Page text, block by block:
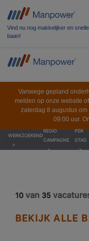
Vind nu nog makkelijker en
baan!
Vanwege gepland
melden op onze website
zaterdag 8 augustus
09:00 uur.
WERKZOEKEND
REGIO
CAMPAGNE
PER
STAD
BEKIJK ALLE
10 van 35